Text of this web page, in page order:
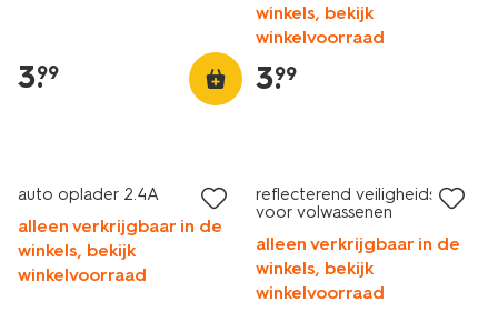
3.
99
winkels, bekijk
winkelvoorraad
3.
99
auto oplader 2.4A
alleen verkrijgbaar in de
winkels, bekijk
winkelvoorraad
reflecterend veiligheidsvest
voor volwassenen
alleen verkrijgbaar in de
winkels, bekijk
winkelvoorraad